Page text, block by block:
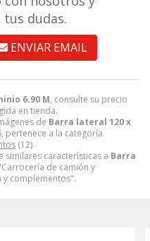
6.90 M, consulte su precio
en tienda.
de Barra lateral 120 x
pertenece a la categoría
(12).
similares características a Barra
de camión y
complementos".
dudas.
ENVIAR EMAIL